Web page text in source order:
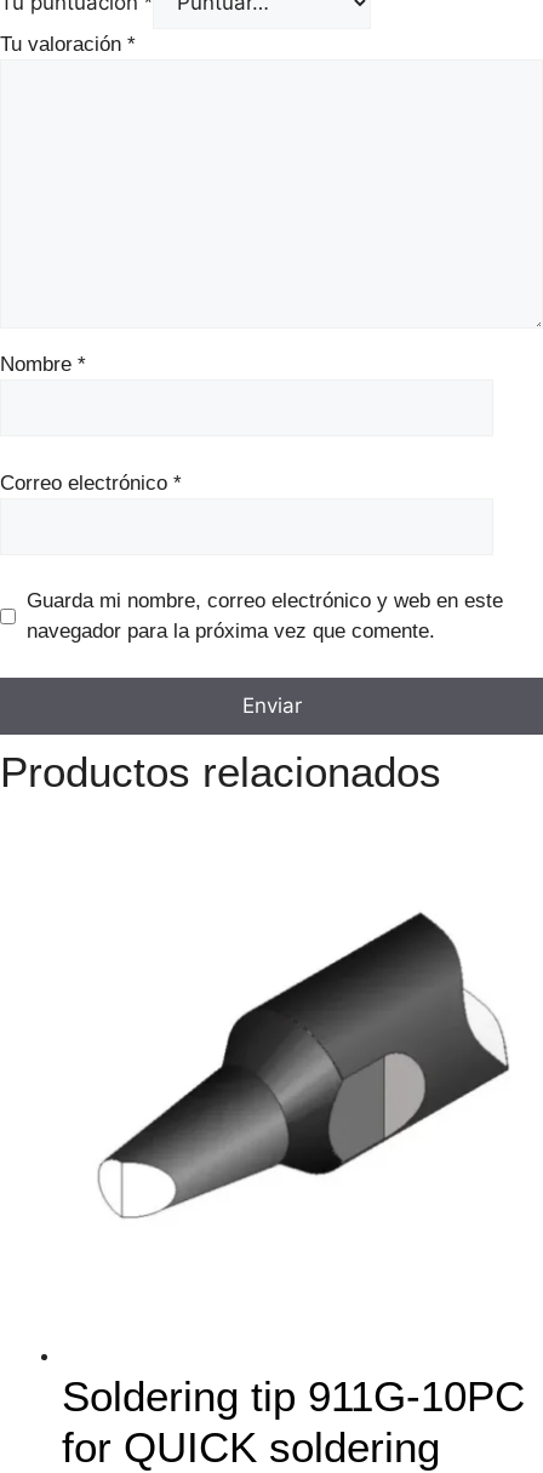
Tu valoración *
Nombre *
Correo electrónico *
Guarda mi nombre, correo electrónico y web en este
navegador para la próxima vez que comente.
Productos relacionados
Soldering tip 911G-10PC
for QUICK soldering